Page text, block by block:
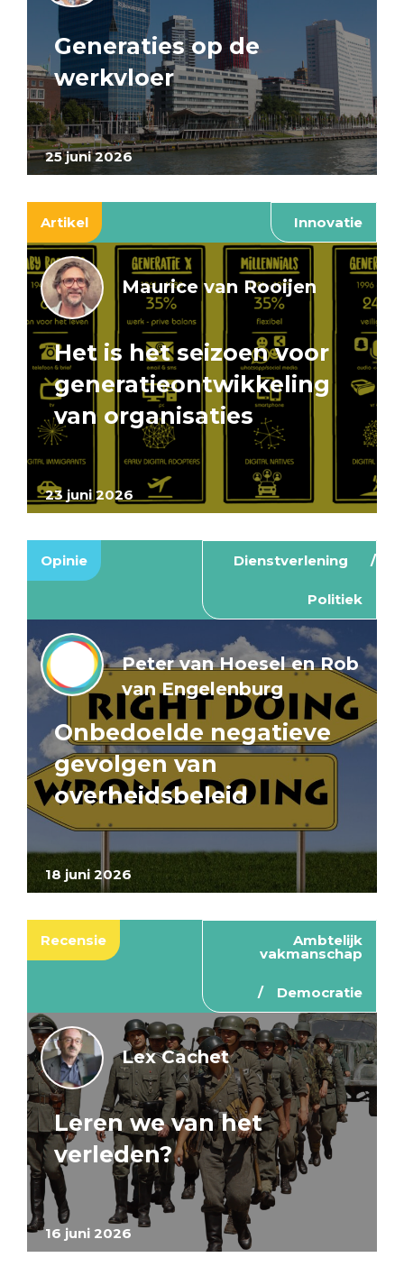
25 juni 2026
Generaties op de
werkvloer
Artikel Innovatie
23 juni 2026
Maurice van Rooijen
Het is het seizoen voor
generatieontwikkeling
van organisaties
Opinie Dienstverlening
Politiek
18 juni 2026
Peter van Hoesel en Rob
van Engelenburg
Onbedoelde negatieve
gevolgen van
overheidsbeleid
Recensie Ambtelijk
vakmanschap
Democratie
16 juni 2026
Lex Cachet
Leren we van het
verleden?